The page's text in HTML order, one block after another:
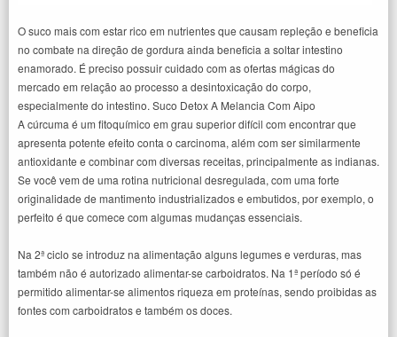
O suco mais com estar rico em nutrientes que causam repleção e beneficia
no combate na direção de gordura ainda beneficia a soltar intestino
enamorado. É preciso possuir cuidado com as ofertas mágicas do
mercado em relação ao processo a desintoxicação do corpo,
especialmente do intestino. Suco Detox A Melancia Com Aipo
A cúrcuma é um fitoquímico em grau superior difícil com encontrar que
apresenta potente efeito conta o carcinoma, além com ser similarmente
antioxidante e combinar com diversas receitas, principalmente as indianas.
Se você vem de uma rotina nutricional desregulada, com uma forte
originalidade de mantimento industrializados e embutidos, por exemplo, o
perfeito é que comece com algumas mudanças essenciais.
Na 2ª ciclo se introduz na alimentação alguns legumes e verduras, mas
também não é autorizado alimentar-se carboidratos. Na 1ª período só é
permitido alimentar-se alimentos riqueza em proteínas, sendo proibidas as
fontes com carboidratos e também os doces.